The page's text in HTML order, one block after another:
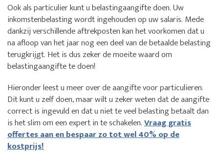
Ook als particulier kunt u belastingaangifte doen. Uw
inkomstenbelasting wordt ingehouden op uw salaris. Mede
dankzij verschillende aftrekposten kan het voorkomen dat u
na afloop van het jaar nog een deel van de betaalde belasting
terugkrijgt. Het is dus zeker de moeite waard om
belastingaangifte te doen!
Hieronder leest u meer over de aangifte voor particulieren.
Dit kunt u zelf doen, maar wilt u zeker weten dat de aangifte
correct is ingevuld en dat u niet te veel belasting betaalt dan
is het slim om een expert in te schakelen.Vraag gratis
offertes aan en bespaar zo tot wel 40% op de
kostprijs!